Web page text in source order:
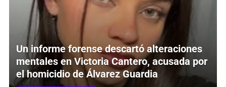
Un informe forense descartó alteraciones
mentales en Victoria Cantero, acusada por
el homicidio de Álvarez Guardia